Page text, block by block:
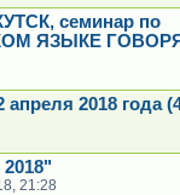
семинар по
ЯЗЫКЕ
2018 года
21:28